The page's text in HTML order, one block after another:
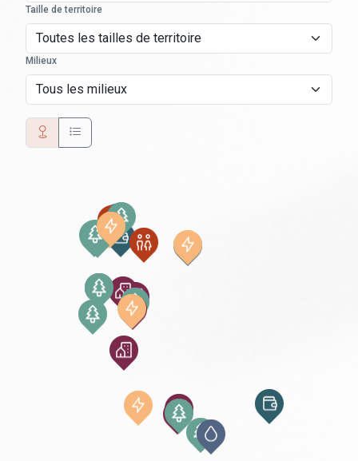
Taille de territoire
Milieux